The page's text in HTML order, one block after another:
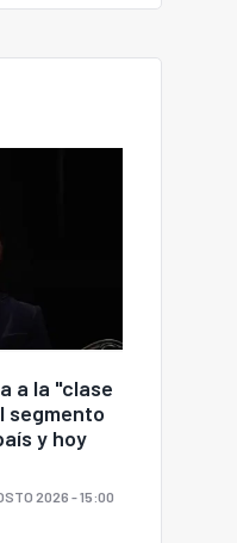
a la "clase
segmento
y hoy
2026 - 15:00